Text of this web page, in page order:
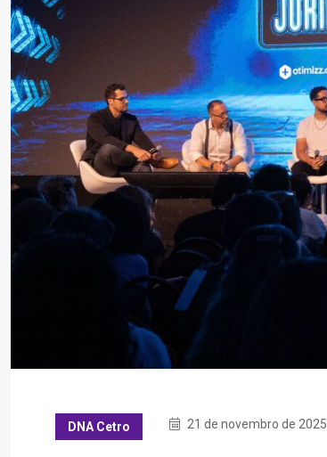
DNA Cetro 21 de novembro de 2025